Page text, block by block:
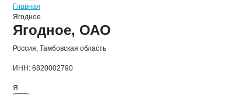
Навигация по сайту
Главная
Ягодное
Основная информация о компании
Ягодное, ОАО
Россия, Тамбовская область
ИНН: 6820002790
Я